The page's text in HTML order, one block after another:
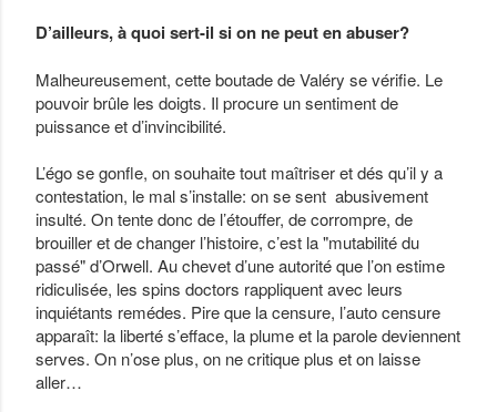
D’ailleurs, à quoi sert-il si on ne peut en abuser?
Malheureusement, cette boutade de Valéry se vérifie. Le
pouvoir brûle les doigts. Il procure un sentiment de
puissance et d’invincibilité.
L’égo se gonfle, on souhaite tout maîtriser et dés qu’il y a
contestation, le mal s’installe: on se sent abusivement
insulté. On tente donc de l’étouffer, de corrompre, de
brouiller et de changer l’histoire, c’est la "mutabilité du
passé" d’Orwell. Au chevet d’une autorité que l’on estime
ridiculisée, les spins doctors rappliquent avec leurs
inquiétants remédes. Pire que la censure, l’auto censure
apparaît: la liberté s’efface, la plume et la parole deviennent
serves. On n’ose plus, on ne critique plus et on laisse
aller…